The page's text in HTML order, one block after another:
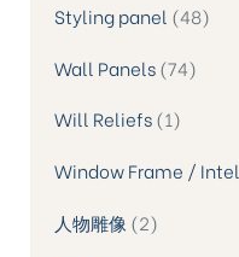
Styling panel 48
Wall Panels 74
Will Reliefs 1
Window Frame / Intel
人物雕像 2